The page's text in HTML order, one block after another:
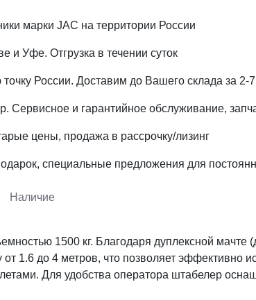
марки JAC на территории России
и Уфе. Отгрузка в течении суток
России. Доставим до Вашего склада за 2-
Сервисное и гарантийное обслуживание,
цены, продажа в рассрочку/лизинг
специальные предложения для
Наличие
1500 кг. Благодаря дуплексной
1.6 до 4 метров, что позволяет эффективно
Для удобства оператора штабелер